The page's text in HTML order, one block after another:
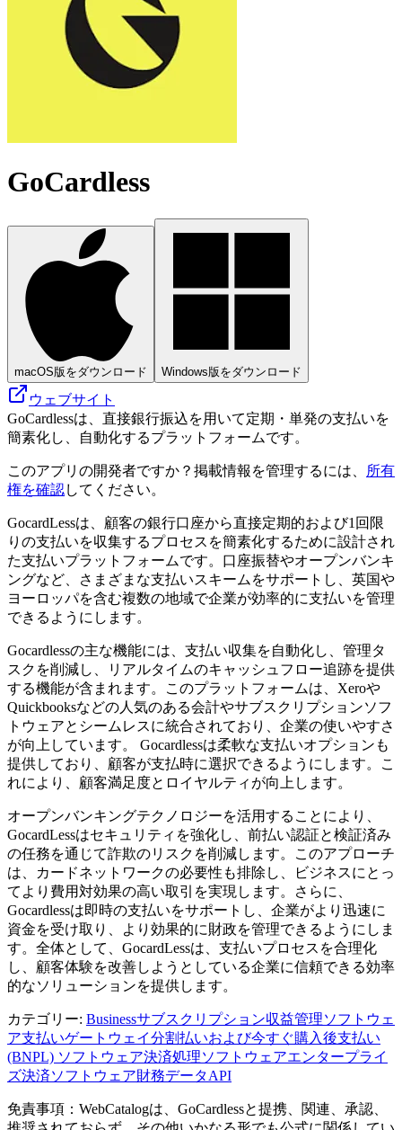
GoCardless
macOS版をダウンロード Windows版をダウンロード
ウェブサイト
GoCardlessは、直接銀行振込を用いて定期・単発の支払いを
簡素化し、自動化するプラットフォームです。
このアプリの開発者ですか？掲載情報を管理するには、
所有
権を確認してください。
GocardLessは、顧客の銀行口座から直接定期的および1回限
りの支払いを収集するプロセスを簡素化するために設計され
た支払いプラットフォームです。口座振替やオープンバンキ
ングなど、さまざまな支払いスキームをサポートし、英国や
ヨーロッパを含む複数の地域で企業が効率的に支払いを管理
できるようにします。
Gocardlessの主な機能には、支払い収集を自動化し、管理タ
スクを削減し、リアルタイムのキャッシュフロー追跡を提供
する機能が含まれます。このプラットフォームは、Xeroや
Quickbooksなどの人気のある会計やサブスクリプションソフ
トウェアとシームレスに統合されており、企業の使いやすさ
が向上しています。 Gocardlessは柔軟な支払いオプションも
提供しており、顧客が支払時に選択できるようにします。こ
れにより、顧客満足度とロイヤルティが向上します。
オープンバンキングテクノロジーを活用することにより、
GocardLessはセキュリティを強化し、前払い認証と検証済み
の任務を通じて詐欺のリスクを削減します。このアプローチ
は、カードネットワークの必要性も排除し、ビジネスにとっ
てより費用対効果の高い取引を実現します。さらに、
Gocardlessは即時の支払いをサポートし、企業がより迅速に
資金を受け取り、より効果的に財政を管理できるようにしま
す。全体として、GocardLessは、支払いプロセスを合理化
し、顧客体験を改善しようとしている企業に信頼できる効率
的なソリューションを提供します。
カテゴリー: Businessサブスクリプション収益管理ソフトウェ
ア支払いゲートウェイ分割払いおよび今すぐ購入後支払い
(BNPL) ソフトウェア決済処理ソフトウェアエンタープライ
ズ決済ソフトウェア財務データAPI
免責事項：WebCatalogは、GoCardlessと提携、関連、承認、